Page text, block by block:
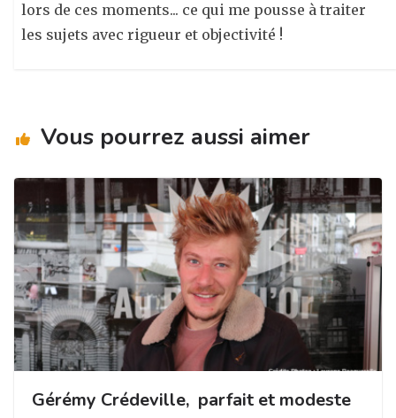
lors de ces moments... ce qui me pousse à traiter
les sujets avec rigueur et objectivité !
Vous pourrez aussi aimer
Gérémy Crédeville, parfait et modeste